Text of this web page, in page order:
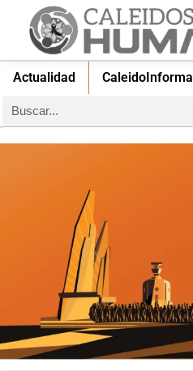
Actualidad CaleidoInforma